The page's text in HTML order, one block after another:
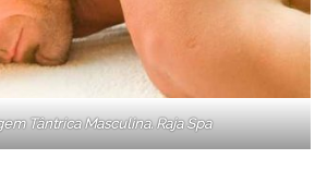
Tântrica Masculina. Raja Spa